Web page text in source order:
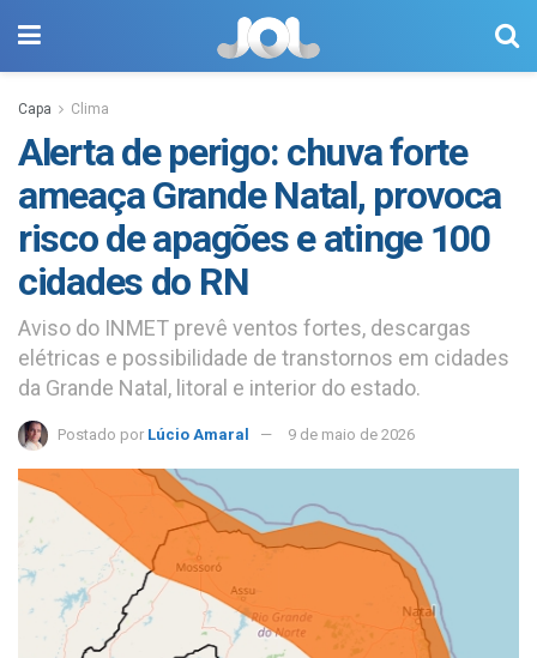
Capa Clima
Alerta de perigo: chuva forte
ameaça Grande Natal, provoca
risco de apagões e atinge 100
cidades do RN
Aviso do INMET prevê ventos fortes, descargas
elétricas e possibilidade de transtornos em cidades
da Grande Natal, litoral e interior do estado.
Postado por Lúcio Amaral 9 de maio de 2026